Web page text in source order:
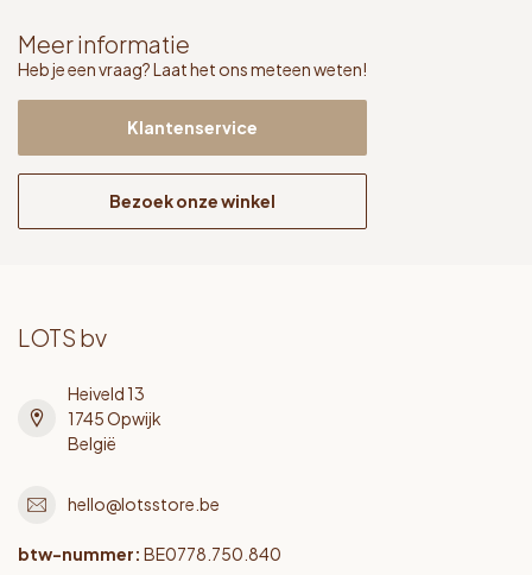
Meer informatie
Heb je een vraag? Laat het ons meteen weten!
Klantenservice
Bezoek onze winkel
LOTS bv
Heiveld 13
1745 Opwijk
België
hello@lotsstore.be
btw-nummer: BE0778.750.840